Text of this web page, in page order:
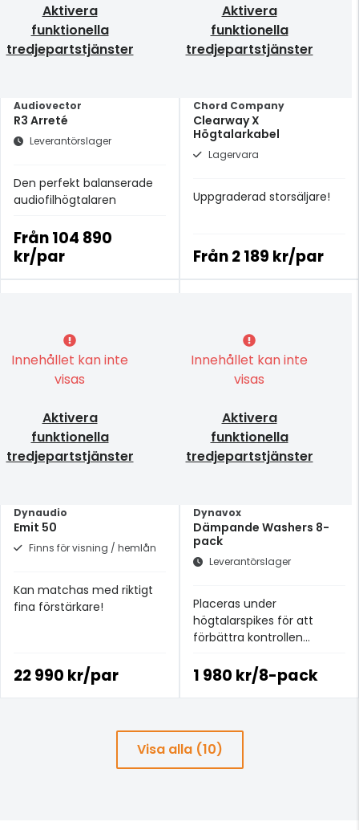
Aktivera
funktionella
tredjepartstjänster
Audiovector
R3 Arreté
Leverantörslager
Den perfekt balanserade
audiofilhögtalaren
Från104 890
kr/par
Aktivera
funktionella
tredjepartstjänster
Chord Company
Clearway X
Högtalarkabel
Lagervara
Uppgraderad storsäljare!
Från2 189 kr/par
Innehållet kan inte
visas
Aktivera
funktionella
tredjepartstjänster
Dynaudio
Emit 50
Finns för visning / hemlån
Kan matchas med riktigt
fina förstärkare!
22 990 kr/par
Innehållet kan inte
visas
Aktivera
funktionella
tredjepartstjänster
Dynavox
Dämpande Washers 8-
pack
Leverantörslager
Placeras under
högtalarspikes för att
förbättra kontrollen
vibrationer.
1 980 kr/8-pack
Visa alla (10)